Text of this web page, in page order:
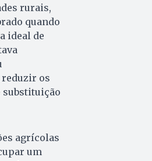
rurais,
quando
ideal de
os
substituição
agrícolas
um